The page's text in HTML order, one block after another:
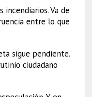
Va de
entre lo que
sigue pendiente.
ciudadano